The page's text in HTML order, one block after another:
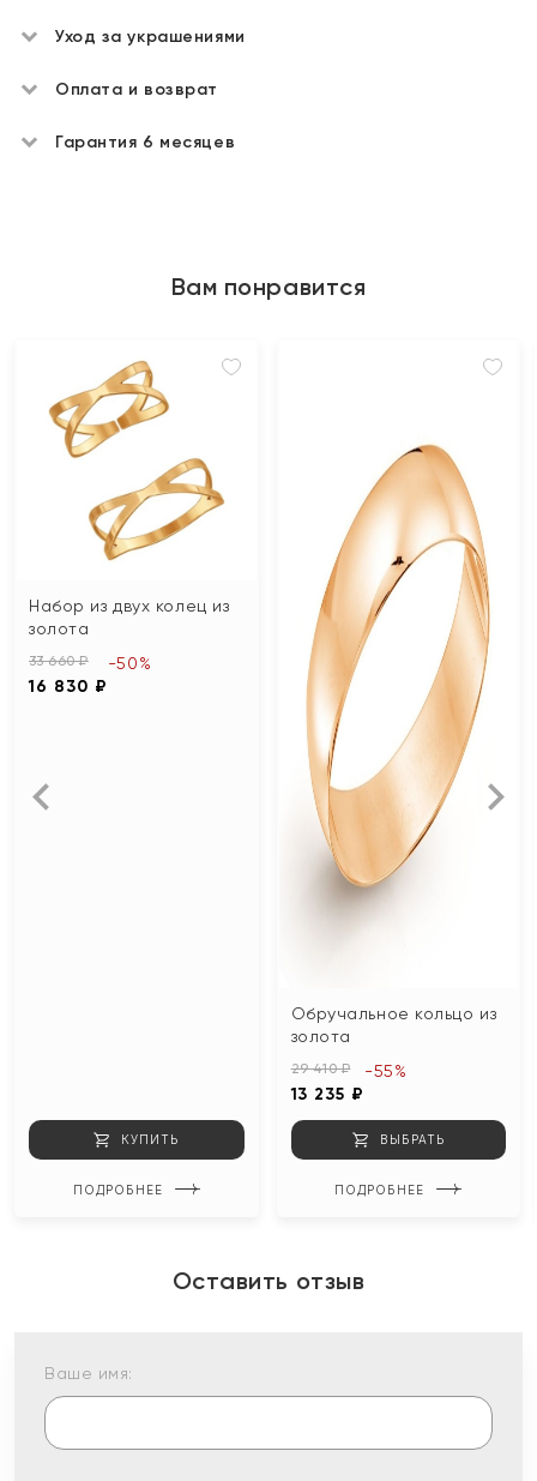
Уход за украшениями
Оплата и возврат
Гарантия 6 месяцев
Вам понравится
Набор из двух колец из
золота
33 660 ₽
16 830 ₽
-50%
КУПИТЬ
ПОДРОБНЕЕ
Обручальное кольцо из
золота
29 410 ₽
13 235 ₽
-55%
ВЫБРАТЬ
ПОДРОБНЕЕ
Оставить отзыв
Ваше имя: